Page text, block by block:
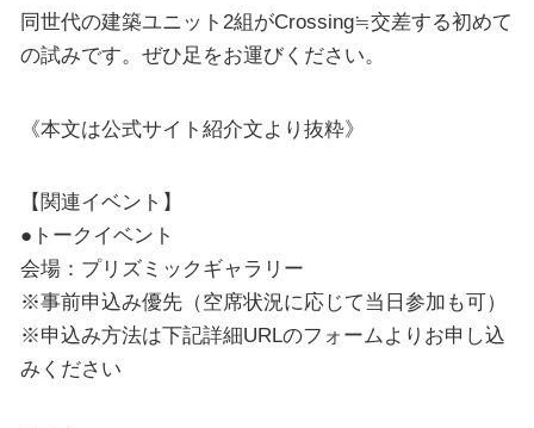
同世代の建築ユニット2組がCrossing≒交差する初めて
の試みです。ぜひ足をお運びください。
《本文は公式サイト紹介文より抜粋》
【関連イベント】
●トークイベント
会場：プリズミックギャラリー
※事前申込み優先（空席状況に応じて当日参加も可）
※申込み方法は下記詳細URLのフォームよりお申し込
みください